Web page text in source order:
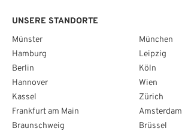
UNSERE STANDORTE
Münster
Hamburg
Berlin
Hannover
Kassel
Frankfurt am Main
Braunschweig
München
Leipzig
Köln
Wien
Zürich
Amsterdam
Brüssel